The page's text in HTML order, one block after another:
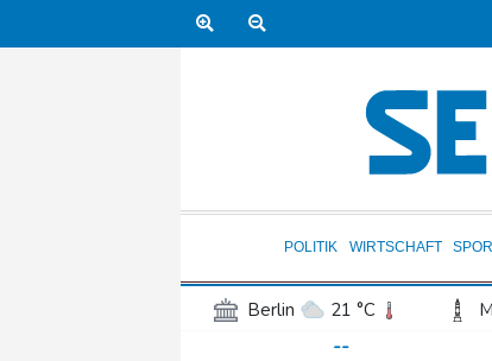
POLITIK WIRTSCHAFT
Berlin 21 °C
Frankfurt am Main
--